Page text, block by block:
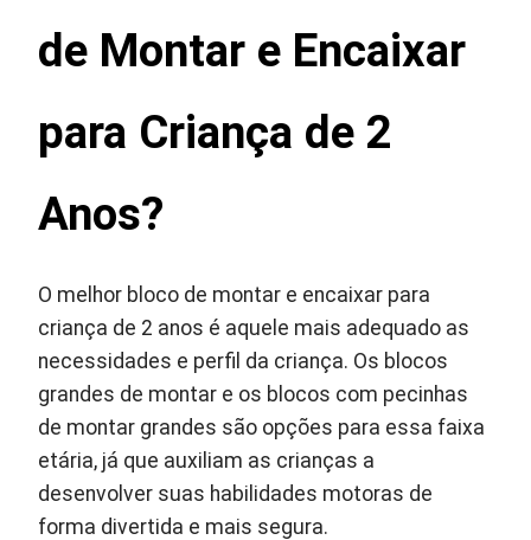
de Montar e Encaixar
para Criança de 2
Anos?
O melhor bloco de montar e encaixar para
criança de 2 anos é aquele mais adequado as
necessidades e perfil da criança. Os blocos
grandes de montar e os blocos com pecinhas
de montar grandes são opções para essa faixa
etária, já que auxiliam as crianças a
desenvolver suas habilidades motoras de
forma divertida e mais segura.